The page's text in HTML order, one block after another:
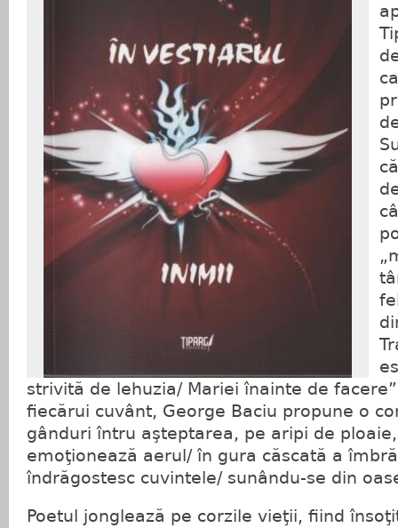
strivită de lehuzia/ Mariei înainte de
fiecărui cuvânt, George Baciu propune o
gânduri întru aşteptarea, pe aripi de
emoţionează aerul/ în gura căscată a
îndrăgostesc cuvintele/ sunându-se din
Poetul jonglează pe corzile vieţii, fiind